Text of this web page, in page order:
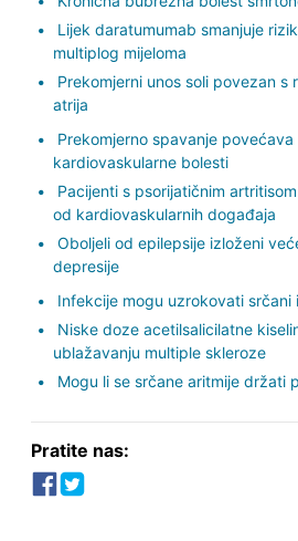
Lijek daratumumab smanjuje
multiplog mijeloma
Prekomjerni unos soli povezan s
atrija
Prekomjerno spavanje
kardiovaskularne bolesti
Pacijenti s psorijatičnim
od kardiovaskularnih događaja
Oboljeli od epilepsije izloženi
depresije
Infekcije mogu uzrokovati srčani
Niske doze acetilsalicilatne
ublažavanju multiple skleroze
Mogu li se srčane aritmije držati
Pratite nas: